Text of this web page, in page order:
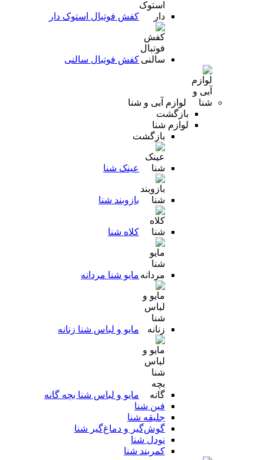
کفش فوتبال استوک دار
کفش فوتبال سالنی
لوازم آبی و شنا
بازگشت
لوازم شنا
بازگشت
عینک شنا
بازوبند شنا
کلاه شنا
مایو شنا مردانه
مایو و لباس شنا زنانه
مایو و لباس شنا بچه گانه
فین شنا
جلیقه شنا
گوش‌گیر و دماغ‌گیر شنا
نودل شنا
کمربند شنا